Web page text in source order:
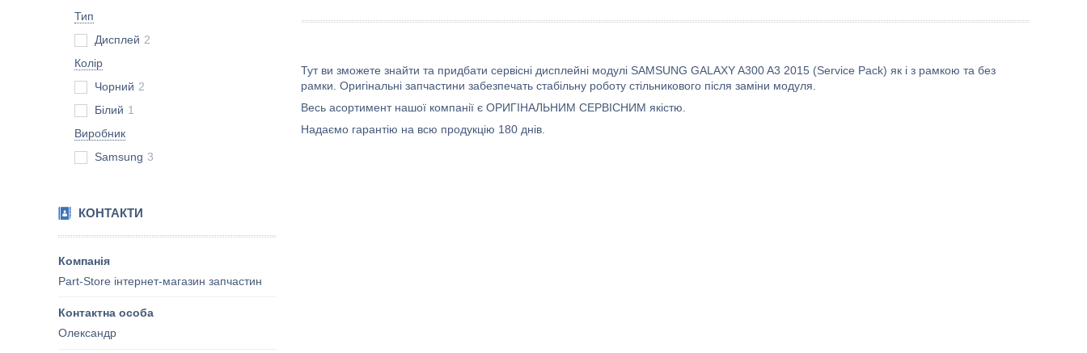
Тип
Дисплей 2
Колір
Чорний 2
Білий 1
Виробник
Samsung 3
КОНТАКТИ
Part-Store інтернет-магазин запчастин
Олександр
Тут ви зможете знайти та придбати сервісні дисплейні модулі SAMSUNG GALAXY A300 A3 2015 (Service Pack) як і з рамкою та без
рамки. Оригінальні запчастини забезпечать стабільну роботу стільникового після заміни модуля.
Весь асортимент нашої компанії є ОРИГІНАЛЬНИМ СЕРВІСНИМ якістю.
Надаємо гарантію на всю продукцію 180 днів.